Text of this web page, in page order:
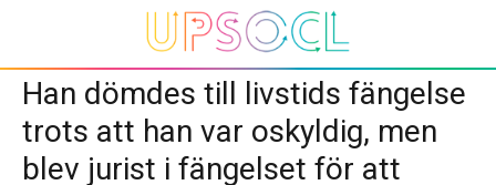
Han dömdes till livstids fängelse
trots att han var oskyldig, men
blev jurist i fängelset för att